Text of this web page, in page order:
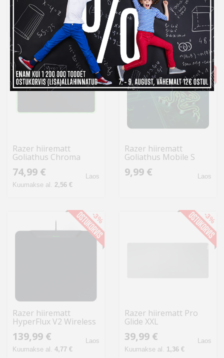
49,99 €
Kuumakse al. 1,70 €
Laos 119,99 €
Kuumakse al.4,09 €
Laos
Razer hiirematt
Goliathus Chroma
74,99 €
Kuumakse al. 2,56 €
Laos
-3%
Razer hiirematt
Goliathus Mobile S
9,99 € Laos
-3%
Razer hiirematt
HyperFlux V2 Wireless
Charging System Hard
Edition
139,99 €
Kuumakse al. 4,77 €
Laos
-3%
Razer hiirematt Pro
Glide XXL
39,99 €
Kuumakse al. 1,36 €
Laos
-3%